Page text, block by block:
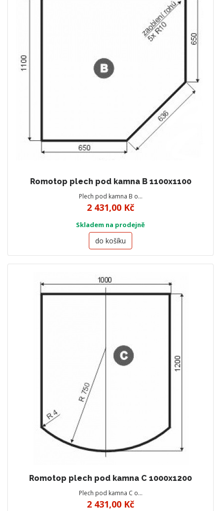
Romotop plech pod kamna B 1100x1100
Plech pod kamna B o…
2 431,00 Kč
Skladem na prodejně
do košíku
Romotop plech pod kamna C 1000x1200
Plech pod kamna C o…
2 431,00 Kč